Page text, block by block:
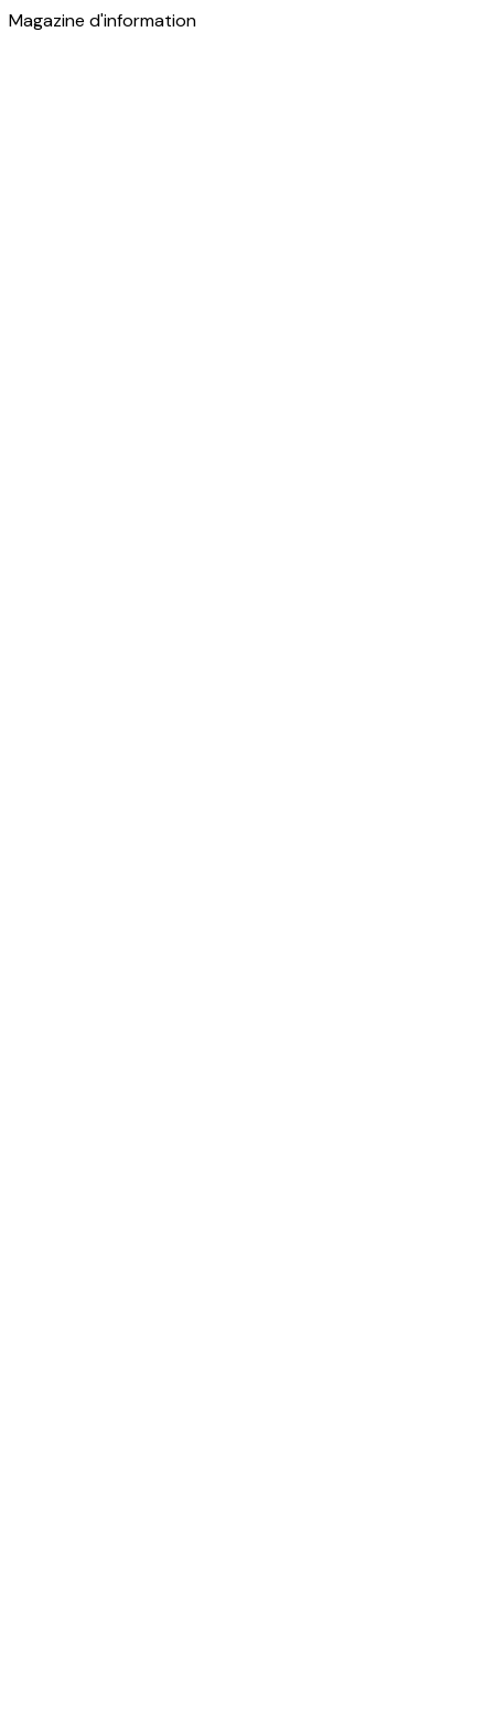
Magazine d'information